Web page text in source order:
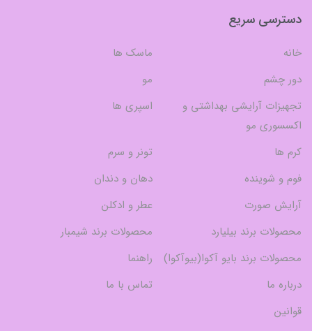
دسترسی سریع
خانه
ماسک ها
دور چشم
مو
تجهیزات آرایشی بهداشتی و
اکسسوری مو
اسپری ها
کرم ها
تونر و سرم
فوم و شوینده
دهان و دندان
آرایش صورت
عطر و ادکلن
محصولات برند بیلیارد
محصولات برند شیمبار
محصولات برند بایو آکوا(بیوآکوا)
راهنما
درباره ما
تماس با ما
قوانین